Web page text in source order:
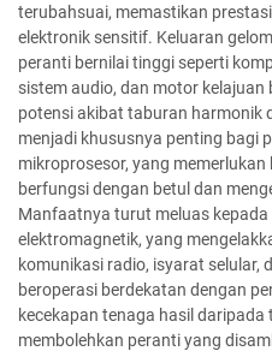
terubahsuai, memastikan
elektronik sensitif. Keluaran
peranti bernilai tinggi seperti
sistem audio, dan motor
potensi akibat taburan harmonik
menjadi khususnya penting bagi
mikroprosesor, yang
berfungsi dengan betul dan
Manfaatnya turut meluas
elektromagnetik, yang
komunikasi radio, isyarat selular,
beroperasi berdekatan dengan
kecekapan tenaga hasil
membolehkan peranti yang